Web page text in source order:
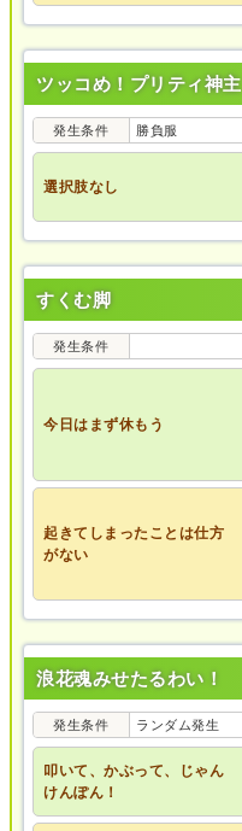
ツッコめ！プリティ神主
発生条件 勝負服
選択肢なし
すくむ脚
発生条件
今日はまず休もう
起きてしまったことは仕方
がない
浪花魂みせたるわい！
発生条件 ランダム発生
叩いて、かぶって、じゃん
けんぽん！